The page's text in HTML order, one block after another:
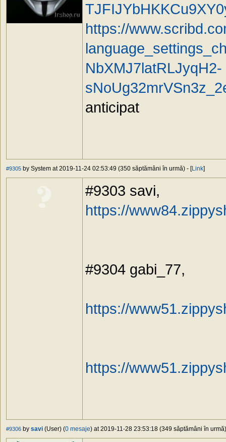
https://
NbXMJ7latRLJyqH2-
anticipat
#9305 by System at 2019-11-24 02:53:49 (350 săptămâni în urmă) - [Link]
#9303 savi,
https://
#9304 gabi_77,
https://
https://
#9306 by savi (User) (0 mesaje) at 2019-11-28 23:53:18 (349 săptămâni în